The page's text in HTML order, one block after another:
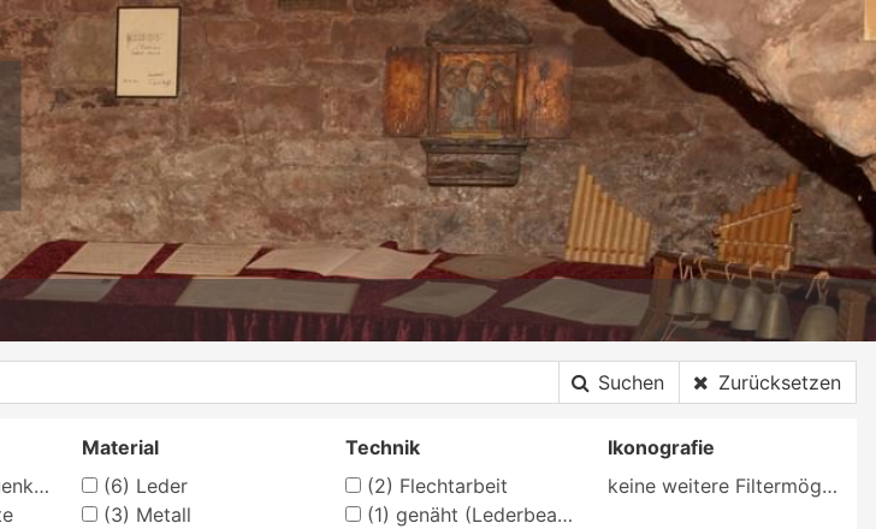
Suchen Zurücksetzen
Material
(6) Leder
(3) Metall
Technik
(2) Flechtarbeit
(1) genäht (Lederbearbeitung)
Ikonografie
keine weitere Filtermöglichkeit